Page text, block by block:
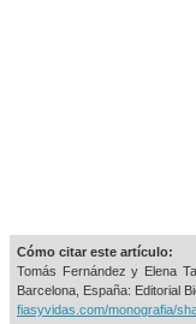
Cómo citar este artículo:
Tomás Fernández y Elena
Barcelona, España: Editorial
fiasyvidas.com/monografia/